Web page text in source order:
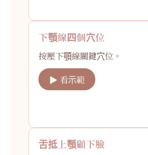
下顎線四個穴位
按壓下顎線關鍵穴位。
▶ 看示範
舌抵上顎顧下臉